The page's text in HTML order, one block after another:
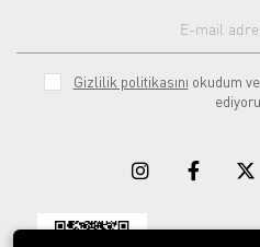
Gizlilik politikasını okudum